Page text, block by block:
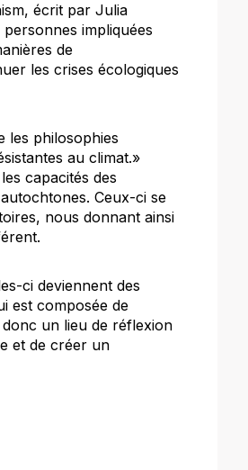
, écrit par Julia
impliquées
de
les crises écologiques
les philosophies
au climat.»
capacités des
Ceux-ci se
nous donnant ainsi
ci deviennent des
est composée de
donc un lieu de réflexion
et de créer un